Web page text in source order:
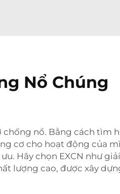
Nổ Chúng
nổ. Bằng cách tìm
cơ cho hoạt động của
Hãy chọn EXCN như giải
lượng cao, được xây